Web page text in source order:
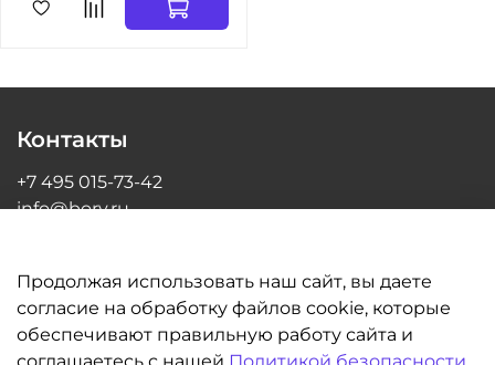
Информация
Контакты
+7 495 015-73-42
info@bory.ru
Продолжая использовать наш сайт, вы даете
согласие на обработку файлов cookie, которые
обеспечивают правильную работу сайта и